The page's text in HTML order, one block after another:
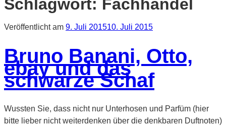
Schlagwort: Fachhandel
Veröffentlicht am 9. Juli 201510. Juli 2015
Bruno Banani, Otto,
ebay und das
schwarze Schaf
Wussten Sie, dass nicht nur Unterhosen und Parfüm (hier
bitte lieber nicht weiterdenken über die denkbaren Duftnoten)